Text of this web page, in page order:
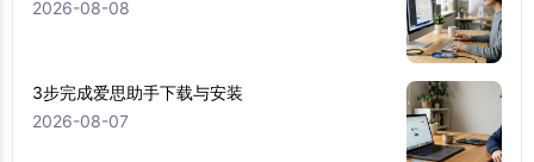
2026-08-08
3步完成爱思助手下载与安装
2026-08-07